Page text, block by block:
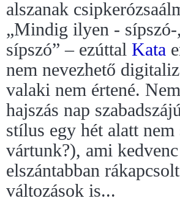
alszanak
„Mindig ilyen - sípszó-
sípszó” – ezúttal Kata
nem nevezhető
valaki nem értené.
hajszás nap
stílus egy hét alatt
vártunk?), ami kedvenc
elszántabban
változások is...